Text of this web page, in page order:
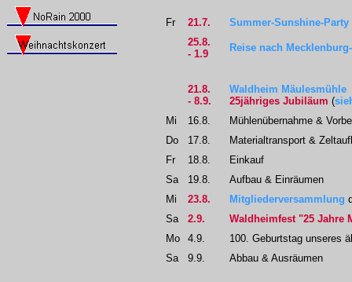
Fr 21.7.
Summer-Sunshine-
25.8.
- 1.9
Reise nach
21.8.
- 8.9.
Waldheim Mäulesmühle
25jähriges Jubiläum (
Mi
16.8.
Mühlenübernahme &
Do
17.8.
Materialtransport &
Fr
18.8.
Einkauf
Sa
19.8.
Aufbau & Einräumen
Mi
23.8. Mitgliederversammlung
Sa
2.9.
Waldheimfest "25 Jahre
Mo
4.9.
100. Geburtstag unseres
Sa
9.9. Abbau & Ausräumen